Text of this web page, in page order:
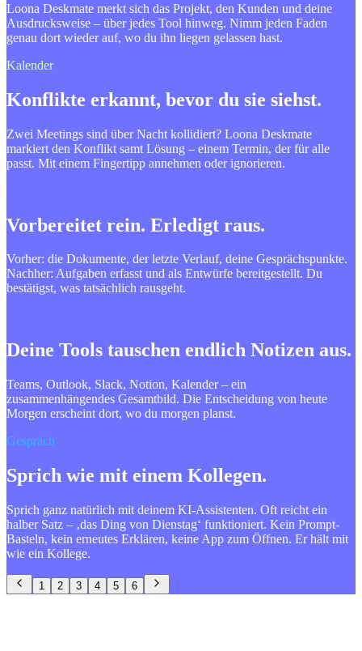
Loona Deskmate merkt sich das Projekt, den Kunden und deine
Ausdrucksweise – über jedes Tool hinweg. Nimm jeden Faden
genau dort wieder auf, wo du ihn liegen gelassen hast.
Kalender
Konflikte erkannt, bevor du sie siehst.
Zwei Meetings sind über Nacht kollidiert? Loona Deskmate
markiert den Konflikt samt Lösung – einem Termin, der für alle
passt. Mit einem Fingertipp annehmen oder ignorieren.
Vorbereitet rein. Erledigt raus.
Vorher: die Dokumente, der letzte Verlauf, deine Gesprächspunkte.
Nachher: Aufgaben erfasst und als Entwürfe bereitgestellt. Du
bestätigst, was tatsächlich rausgeht.
Deine Tools tauschen endlich Notizen aus.
Teams, Outlook, Slack, Notion, Kalender – ein
zusammenhängendes Gesamtbild. Die Entscheidung von heute
Morgen erscheint dort, wo du morgen planst.
Gespräch
Sprich wie mit einem Kollegen.
Sprich ganz natürlich mit deinem KI-Assistenten. Oft reicht ein
halber Satz – ‚das Ding von Dienstag‘ funktioniert. Kein Prompt-
Basteln, kein erneutes Erklären, keine App zum Öffnen. Er hält mit
wie ein Kollege.
1 2 3 4 5 6